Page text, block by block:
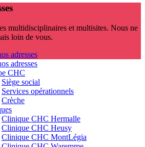
multidisciplinaires et multisites. Nous ne
loin de vous.
adresses
adresses
CHC
Siège social
Services opérationnels
Crèche
Clinique CHC Hermalle
Clinique CHC Heusy
Clinique CHC MontLégia